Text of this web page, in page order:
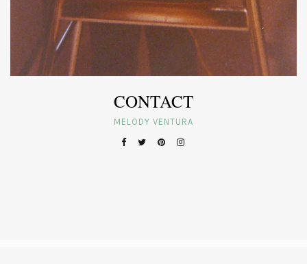
CONTACT
MELODY VENTURA